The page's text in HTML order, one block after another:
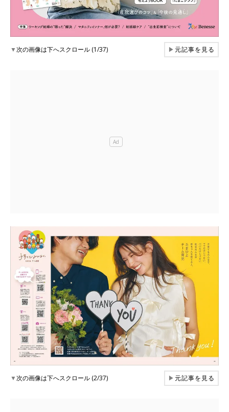
▼次の画像は下へスクロール (1/37) ▶元記事を見る
▼次の画像は下へスクロール (2/37) ▶元記事を見る